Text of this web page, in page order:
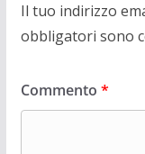
Il tuo indirizzo
obbligatori sono
Commento *